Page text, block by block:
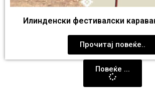
Илинденски фестивалски
Прочитај повеќе..
Повеќе ...